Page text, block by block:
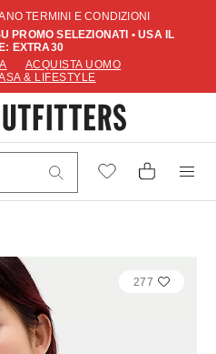
TERMINI E CONDIZIONI
PROMO SELEZIONATI • USA IL
EXTRA30
ACQUISTA UOMO
& LIFESTYLE
277